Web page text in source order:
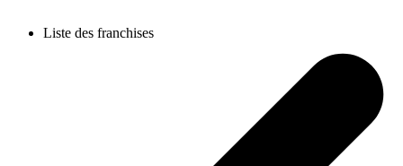
Liste des franchises